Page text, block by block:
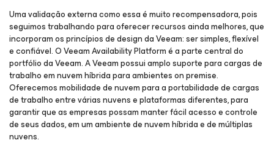
Uma validação externa como essa é muito recompensadora, pois
seguimos trabalhando para oferecer recursos ainda melhores, que
incorporam os princípios de design da Veeam: ser simples, flexível
e confiável. O Veeam Availability Platform é a parte central do
portfólio da Veeam. A Veeam possui amplo suporte para cargas de
trabalho em nuvem híbrida para ambientes on premise.
Oferecemos mobilidade de nuvem para a portabilidade de cargas
de trabalho entre várias nuvens e plataformas diferentes, para
garantir que as empresas possam manter fácil acesso e controle
de seus dados, em um ambiente de nuvem híbrida e de múltiplas
nuvens.